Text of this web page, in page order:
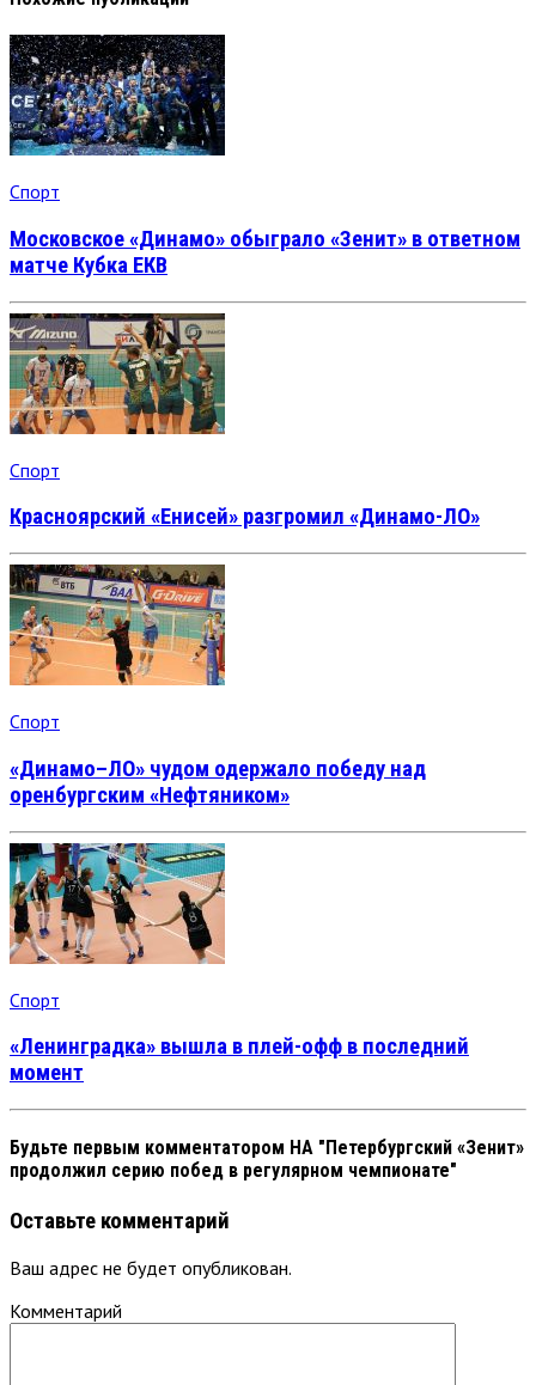
Спорт
Московское «Динамо» обыграло «Зенит» в ответном
матче Кубка ЕКВ
Спорт
Красноярский «Енисей» разгромил «Динамо-ЛО»
Спорт
«Динамо–ЛО» чудом одержало победу над
оренбургским «Нефтяником»
Спорт
«Ленинградка» вышла в плей-офф в последний
момент
Будьте первым комментатором НА "Петербургский «Зенит»
продолжил серию побед в регулярном чемпионате"
Оставьте комментарий
Ваш адрес не будет опубликован.
Комментарий